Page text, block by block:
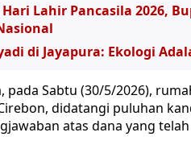
Lahir Pancasila 2026,
di Jayapura: Ekologi
pada Sabtu (30/5/2026),
didatangi puluhan
atas dana yang